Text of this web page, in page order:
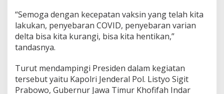
d
i
A
k
r
T
a
“Semoga dengan kecepatan vaksin yang telah kita
lakukan, penyebaran COVID, penyebaran varian
delta bisa kita kurangi, bisa kita hentikan,”
tandasnya.
Turut mendampingi Presiden dalam kegiatan
tersebut yaitu Kapolri Jenderal Pol. Listyo Sigit
Prabowo, Gubernur Jawa Timur Khofifah Indar